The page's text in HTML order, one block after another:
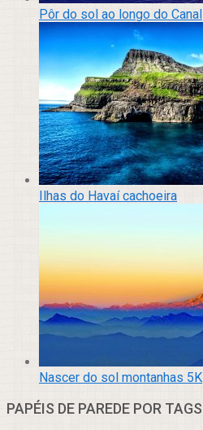
Pôr do sol ao longo do Canal
Ilhas do Havaí cachoeira
Nascer do sol montanhas 5K
PAPÉIS DE PAREDE POR TAGS